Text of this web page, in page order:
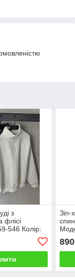
з
флісі
546 Колір:
Зіп-
890